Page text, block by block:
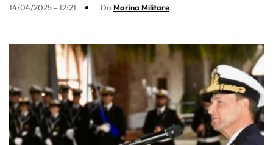
14/04/2025 - 12:21 Da Marina Militare